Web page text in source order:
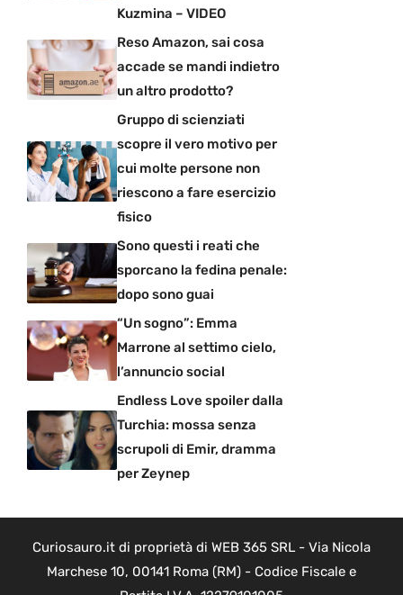
Kuzmina – VIDEO
Reso Amazon, sai cosa
accade se mandi indietro
un altro prodotto?
Gruppo di scienziati
scopre il vero motivo per
cui molte persone non
riescono a fare esercizio
fisico
Sono questi i reati che
sporcano la fedina penale:
dopo sono guai
“Un sogno”: Emma
Marrone al settimo cielo,
l’annuncio social
Endless Love spoiler dalla
Turchia: mossa senza
scrupoli di Emir, dramma
per Zeynep
Curiosauro.it di proprietà di WEB 365 SRL - Via Nicola
Marchese 10, 00141 Roma (RM) - Codice Fiscale e